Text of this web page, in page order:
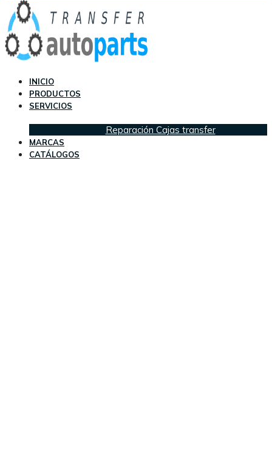
INICIO
PRODUCTOS
SERVICIOS
Reparación Cajas transfer
MARCAS
CATÁLOGOS